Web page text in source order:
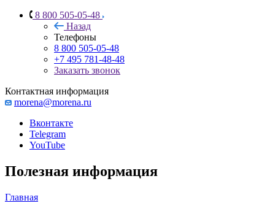
8 800 505-05-48
Назад
Телефоны
8 800 505-05-48
+7 495 781-48-48
Заказать звонок
Контактная информация
morena@morena.ru
Вконтакте
Telegram
YouTube
Полезная информация
Главная